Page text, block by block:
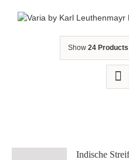
Show 24 Products
Indische